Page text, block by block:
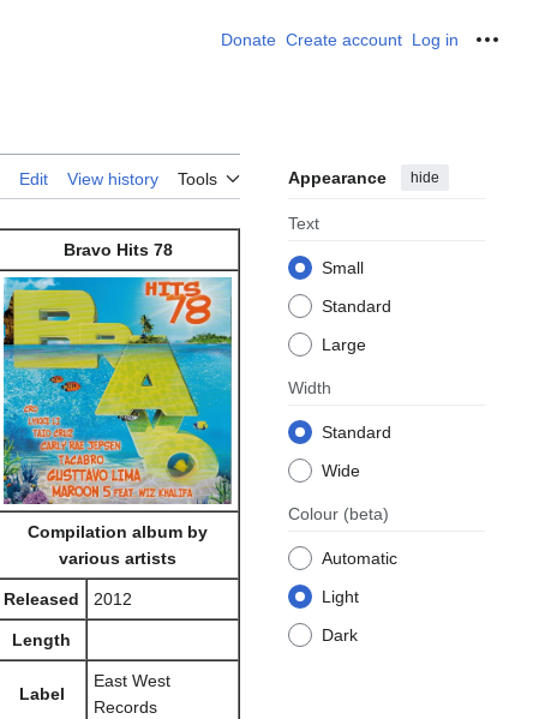
Donate Create account Log in
Edit View history Tools Appearance hide
Text
Small
Standard
Large
Width
Standard
Wide
Colour (beta)
Automatic
Light
Dark
Bravo Hits 78
Compilation album by
various artists
Released 2012
Length
Label
East West
Records